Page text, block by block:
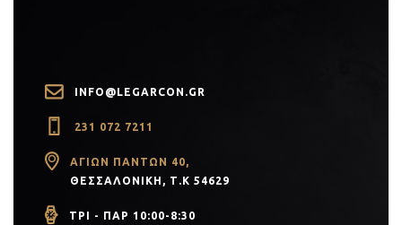
INFO@LEGARCON.GR
231 072 7211
ΑΓΊΩΝ ΠΆΝΤΩΝ 40,
ΘΕΣΣΑΛΟΝΊΚΗ, Τ.Κ 54629
ΤΡΙ - ΠΑΡ 10:00-8:30